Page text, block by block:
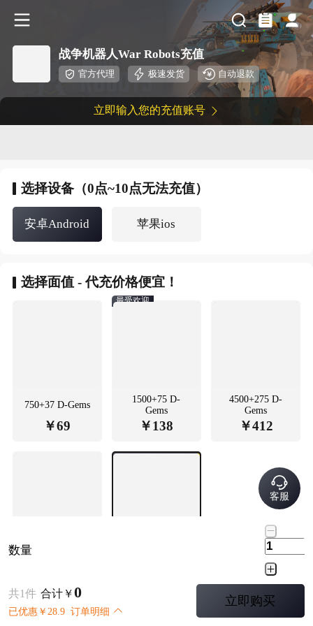
战争机器人War Robots充值
官方代理 极速发货 自动退款
立即输入您的充值账号
选择设备（0点~10点无法充值）
安卓Android 苹果ios
选择面值 - 代充价格便宜！
750+37 D-Gems
￥69
1500+75 D-
Gems
￥138
最受欢迎
4500+275 D-
Gems
￥412
10000+500 D-
数量
共1件 合计￥0
已优惠￥ 28.9 订单明细
立即购买
客服